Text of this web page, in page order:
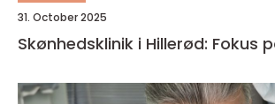
31. October 2025
Skønhedsklinik i Hillerød: Fokus